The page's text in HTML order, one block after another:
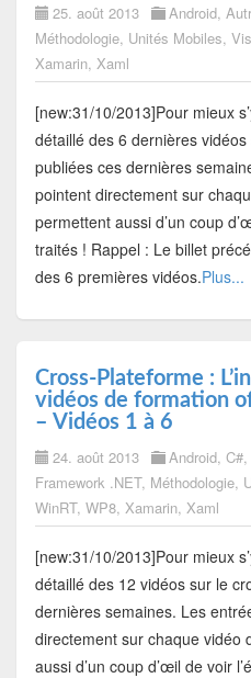
25. août 2013 Android,
Méthodologie, Unités Mobiles,
Xamarin, Xaml
[new:31/10/2013]Pour mieux
détaillé des 6 dernières
publiées ces dernières
pointent directement sur
permettent aussi d’un coup
traités ! Rappel : Le billet
des 6 premières vidéos.Plus...
Cross-Plateforme :
vidéos de formation
– Vidéos 1 à 6
24. août 2013 Android, C#,
Framework .NET, Méthodologie,
WinRT, WP8, Xamarin, Xaml
[new:31/10/2013]Pour mieux
détaillé des 12 vidéos sur le
dernières semaines. Les
directement sur chaque vidéo
aussi d’un coup d’œil de voir